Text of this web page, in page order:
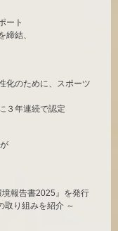
ート
締結、
化のために、スポーツ
３年連続で認定
報告書2025』を発行
取り組みを紹介 ～